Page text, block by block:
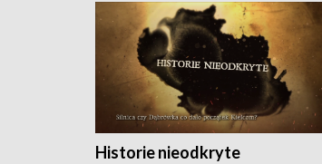
Historie nieodkryte